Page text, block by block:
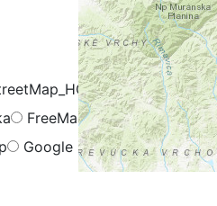
OpenCycleMap
FreeMap.sk - Cyklistika
Google Hybrid